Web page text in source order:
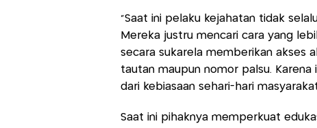
“Saat ini pelaku kejahatan tidak
Mereka justru mencari cara yang
secara sukarela memberikan akses
tautan maupun nomor palsu.
dari kebiasaan sehari-hari
Saat ini pihaknya memperkuat